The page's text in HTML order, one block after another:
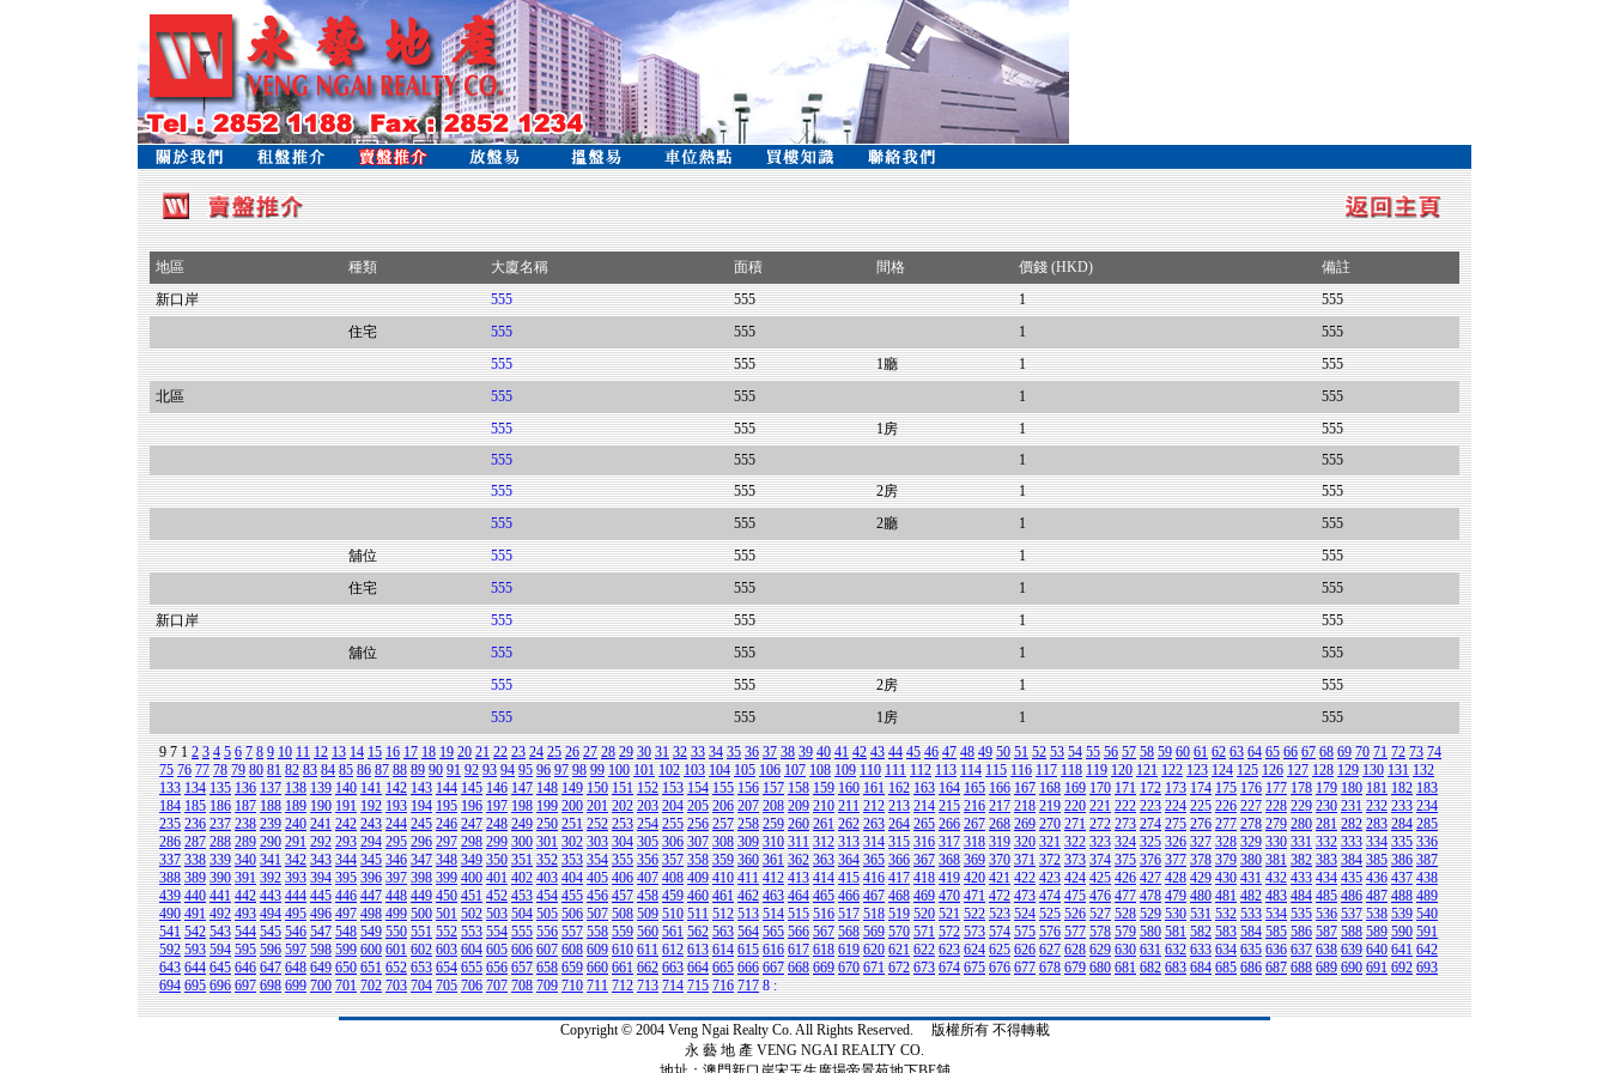
地區 種類 大廈名稱 面積 間格 價錢 (HKD)
備註
新口岸
555 555 1
555
住宅
555 555 1
555
555
555 1廳 1
555
北區
555 555 1
555
555
555 1房 1
555
555
555 1
555
555
555 2房 1
555
555
555 2廳 1
555
舖位
555 555 1
555
住宅
555 555 1
555
新口岸
555 555 1
555
舖位
555 555 1
555
555
555 2房 1
555
555
555 1房 1 555
9 712 3 4 5 6 7 8 9 10 11 12 13 14 15 16 17 18 19 20 21 22 23 24 25 26 27 28 29 30 31 32 33 34 35 36 37 38 39 40 41 42 43 44 45 46 47 48 49 50 51 52 53 54 55 56 57 58 59 60 61 62 63 64 65 66 67 68 69 70 71 72 73 74
75 76 77 78 79 80 81 82 83 84 85 86 87 88 89 90 91 92 93 94 95 96 97 98 99 100 101 102 103 104 105 106 107 108 109 110 111 112 113 114 115 116 117 118 119 120 121 122 123 124 125 126 127 128 129 130 131 132
133 134 135 136 137 138 139 140 141 142 143 144 145 146 147 148 149 150 151 152 153 154 155 156 157 158 159 160 161 162 163 164 165 166 167 168 169 170 171 172 173 174 175 176 177 178 179 180 181 182 183
184 185 186 187 188 189 190 191 192 193 194 195 196 197 198 199 200 201 202 203 204 205 206 207 208 209 210 211 212 213 214 215 216 217 218 219 220 221 222 223 224 225 226 227 228 229 230 231 232 233 234
235 236 237 238 239 240 241 242 243 244 245 246 247 248 249 250 251 252 253 254 255 256 257 258 259 260 261 262 263 264 265 266 267 268 269 270 271 272 273 274 275 276 277 278 279 280 281 282 283 284 285
286 287 288 289 290 291 292 293 294 295 296 297 298 299 300 301 302 303 304 305 306 307 308 309 310 311 312 313 314 315 316 317 318 319 320 321 322 323 324 325 326 327 328 329 330 331 332 333 334 335 336
337 338 339 340 341 342 343 344 345 346 347 348 349 350 351 352 353 354 355 356 357 358 359 360 361 362 363 364 365 366 367 368 369 370 371 372 373 374 375 376 377 378 379 380 381 382 383 384 385 386 387
388 389 390 391 392 393 394 395 396 397 398 399 400 401 402 403 404 405 406 407 408 409 410 411 412 413 414 415 416 417 418 419 420 421 422 423 424 425 426 427 428 429 430 431 432 433 434 435 436 437 438
439 440 441 442 443 444 445 446 447 448 449 450 451 452 453 454 455 456 457 458 459 460 461 462 463 464 465 466 467 468 469 470 471 472 473 474 475 476 477 478 479 480 481 482 483 484 485 486 487 488 489
490 491 492 493 494 495 496 497 498 499 500 501 502 503 504 505 506 507 508 509 510 511 512 513 514 515 516 517 518 519 520 521 522 523 524 525 526 527 528 529 530 531 532 533 534 535 536 537 538 539 540
541 542 543 544 545 546 547 548 549 550 551 552 553 554 555 556 557 558 559 560 561 562 563 564 565 566 567 568 569 570 571 572 573 574 575 576 577 578 579 580 581 582 583 584 585 586 587 588 589 590 591
592 593 594 595 596 597 598 599 600 601 602 603 604 605 606 607 608 609 610 611 612 613 614 615 616 617 618 619 620 621 622 623 624 625 626 627 628 629 630 631 632 633 634 635 636 637 638 639 640 641 642
643 644 645 646 647 648 649 650 651 652 653 654 655 656 657 658 659 660 661 662 663 664 665 666 667 668 669 670 671 672 673 674 675 676 677 678 679 680 681 682 683 684 685 686 687 688 689 690 691 692 693
694 695 696 697 698 699 700 701 702 703 704 705 706 707 708 709 710 711 712 713 714 715 716 717 8 :
Copyright © 2004 Veng Ngai Realty Co. All Rights Reserved. 版權所有 不得轉載
永 藝 地 產 VENG NGAI REALTY CO.